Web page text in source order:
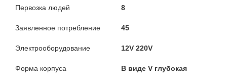
Первозка людей 8
Заявленное потребление 45
Электрооборудование 12V 220V
Форма корпуса В виде V глубокая